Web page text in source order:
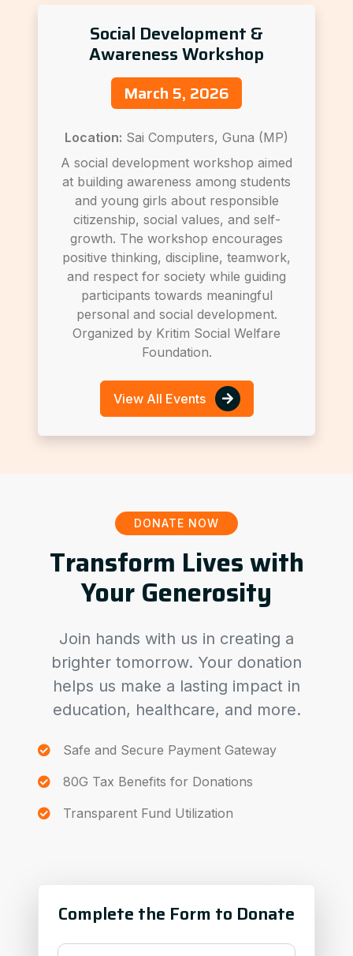
Social Development &
Awareness Workshop
March 5, 2026
Location: Sai Computers, Guna (MP)
A social development workshop aimed
at building awareness among students
and young girls about responsible
citizenship, social values, and self-
growth. The workshop encourages
positive thinking, discipline, teamwork,
and respect for society while guiding
participants towards meaningful
personal and social development.
Organized by Kritim Social Welfare
Foundation.
View All Events
DONATE NOW
Transform Lives with
Your Generosity
Join hands with us in creating a
brighter tomorrow. Your donation
helps us make a lasting impact in
education, healthcare, and more.
Safe and Secure Payment Gateway
80G Tax Benefits for Donations
Transparent Fund Utilization
Complete the Form to Donate